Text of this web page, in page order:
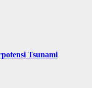
Tsunami